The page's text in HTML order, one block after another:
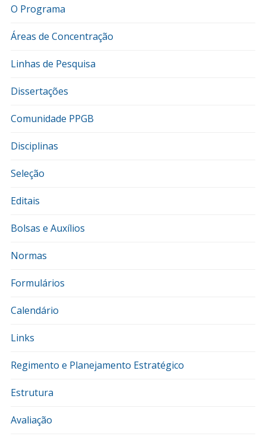
O Programa
Áreas de Concentração
Linhas de Pesquisa
Dissertações
Comunidade PPGB
Disciplinas
Seleção
Editais
Bolsas e Auxílios
Normas
Formulários
Calendário
Links
Regimento e Planejamento Estratégico
Estrutura
Avaliação